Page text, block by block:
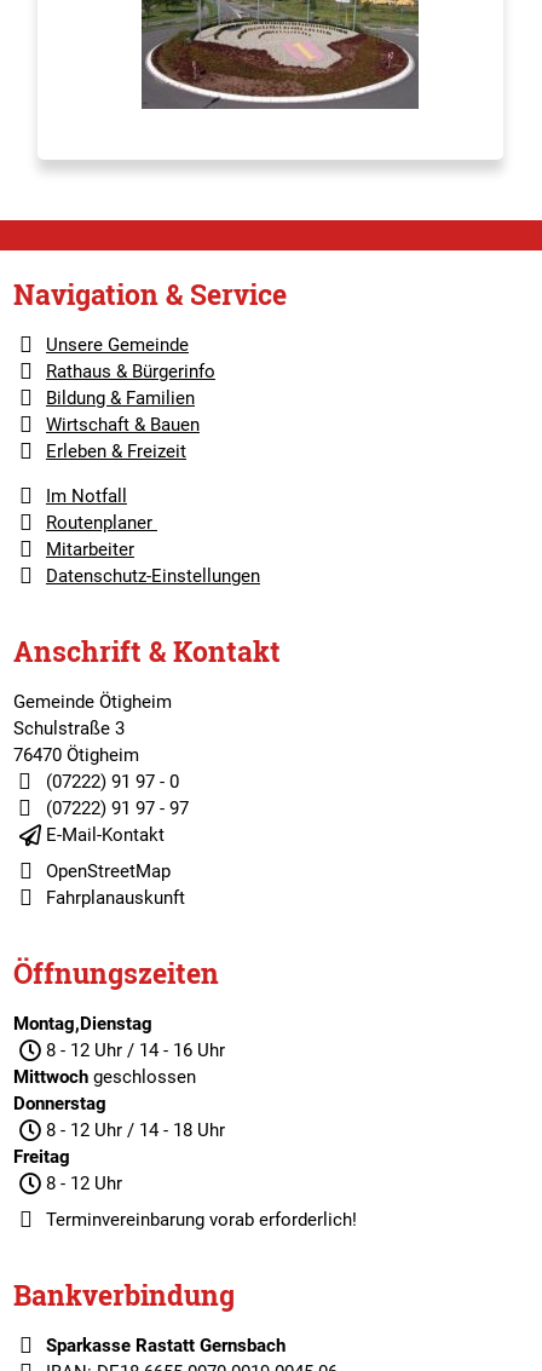
Navigation & Service
Unsere Gemeinde
Rathaus & Bürgerinfo
Bildung & Familien
Wirtschaft & Bauen
Erleben & Freizeit
Im Notfall
Routenplaner
Mitarbeiter
Datenschutz-Einstellungen
Anschrift & Kontakt
Gemeinde Ötigheim
Schulstraße 3
76470 Ötigheim
(07222) 91 97 - 0
(07222) 91 97 - 97
E-Mail-Kontakt
OpenStreetMap
Fahrplanauskunft
Öffnungszeiten
Montag,Dienstag
8 - 12 Uhr / 14 - 16 Uhr
Mittwochgeschlossen
Donnerstag
8 - 12 Uhr / 14 - 18 Uhr
Freitag
8 - 12 Uhr
Terminvereinbarungvorab erforderlich!
Bankverbindung
Sparkasse Rastatt Gernsbach